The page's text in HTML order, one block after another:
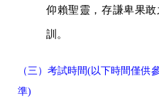
仰賴聖靈，存謙卑果
訓。
（三）考試時間(以下時間僅供
準)